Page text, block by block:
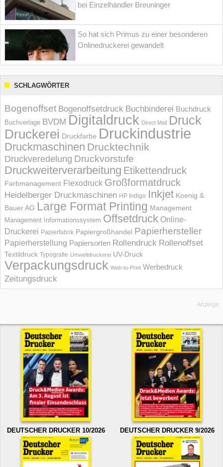
bei Einzelhändler Breuninger
So hat sich Primus zu einer besonderen
Onlinedruckerei gewandelt
SCHLAGWÖRTER
Bogenoffset Bogenoffsetdruck Buchbinderei Buchdruck
Buchverlage BVDM Digitaldruck Direct Mail Druck
Druckerei Druckfarbe Druckindustrie
Druckmaschinen Drucktechnik
Druckveredelung Druckvorstufe
Druckweiterverarbeitung Etikettendruck
Farbmanagement Flexodruck Großformatdruck
Heidelberger Druckmaschinen HP Indigo Inkjet Koenig &
Bauer AG Large Format Printing Management
Management Informations­system Offsetdruck Online-
Druckerei Papierfabrik Papiergroßhandel Papierhersteller
Papierherstellung Papiersorten Rollendruck Rollenoffset
Textildruck Typografie Umweltdruckerei UV-Druck
Verpackungsdruck Web-to-Print Werbedruck
Zeitungsdruck
Anzeige
DEUTSCHER DRUCKER 10/2026 DEUTSCHER DRUCKER 9/2026